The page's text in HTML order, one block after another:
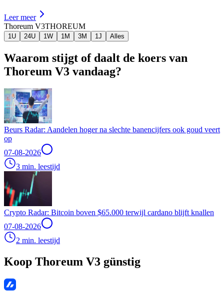
Leer meer
Thoreum V3THOREUM
1U 24U 1W 1M 3M 1J Alles
Waarom stijgt of daalt de koers van
Thoreum V3 vandaag?
Beurs Radar: Aandelen hoger na slechte banencijfers ook goud veert
op
07-08-2026
3 min. leestijd
Crypto Radar: Bitcoin boven $65.000 terwijl cardano blijft knallen
07-08-2026
2 min. leestijd
Koop Thoreum V3 günstig